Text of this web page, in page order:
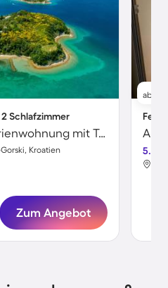
2 Schlafzimmer
Voll ausgestattete Ferienwohnung mit Terrasse und Grill | Meerblick
Kroatien
Zum Angebot
ab
5.0